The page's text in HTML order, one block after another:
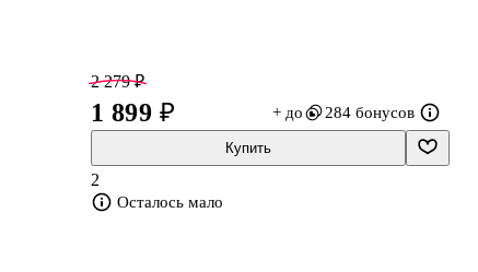
2 279 ₽
1 899 ₽ + до 284 бонусов
Купить
2
Осталось мало